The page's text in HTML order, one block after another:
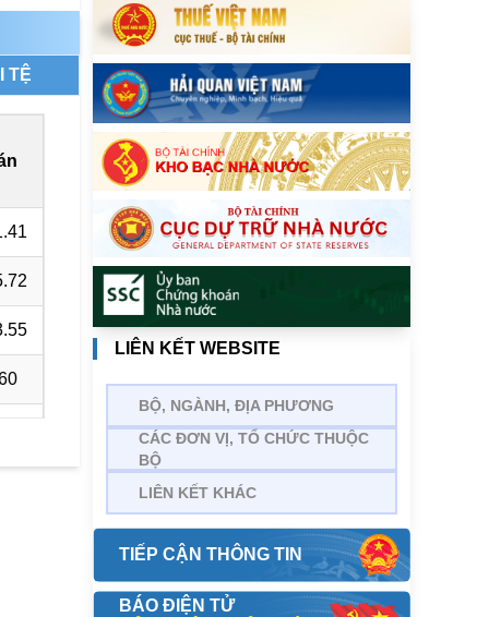
TỆ
LIÊN KẾT WEBSITE
BỘ, NGÀNH, ĐỊA PHƯƠNG
CÁC ĐƠN VỊ, TỔ CHỨC THUỘC
BỘ
LIÊN KẾT KHÁC
TIẾP CẬN THÔNG TIN
BÁO ĐIỆN TỬ